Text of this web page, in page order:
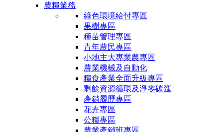
農糧業務
綠色環境給付專區
果樹專區
種苗管理專區
青年農民專區
小地主大專業農專區
農業機械及自動化
糧食產業全面升級專區
剩餘資源循環及淨零碳匯
產銷履歷專區
花卉專區
公糧專區
農業產銷班專區